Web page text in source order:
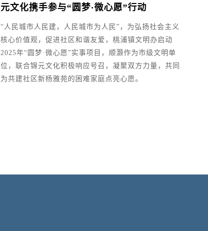
元文化携手参与“圆梦·微心愿”行动
“人民城市人民建，人民城市为人民”，为弘扬社会主义
核心价值观，促进社区和谐友爱，桃浦镇文明办启动
2025年“圆梦·微心愿”实事项目，顺灏作为市级文明单
位，联合锦元文化积极响应号召，凝聚双方力量，共同
为共建社区新杨雅苑的困难家庭点亮心愿。